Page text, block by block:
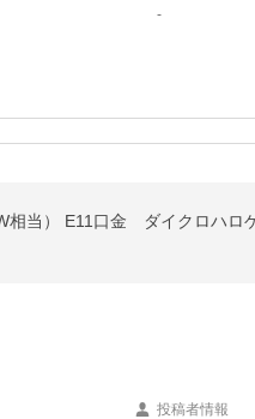
-
当） E11口金 ダイクロハロ
投稿者情報